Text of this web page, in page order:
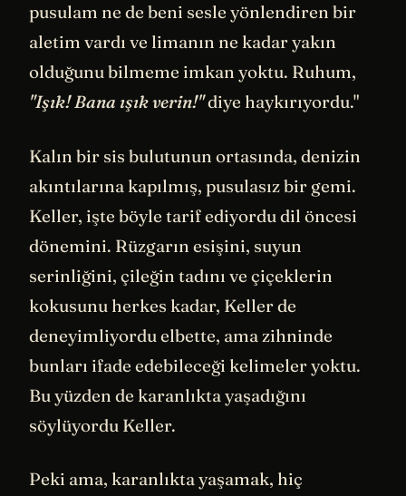
pusulam ne de beni sesle yönlendiren bir
aletim vardı ve limanın ne kadar yakın
olduğunu bilmeme imkan yoktu. Ruhum,
"Işık! Bana ışık verin!"diye haykırıyordu."
Kalın bir sis bulutunun ortasında, denizin
akıntılarına kapılmış, pusulasız bir gemi.
Keller, işte böyle tarif ediyordu dil öncesi
dönemini. Rüzgarın esişini, suyun
serinliğini, çileğin tadını ve çiçeklerin
kokusunu herkes kadar, Keller de
deneyimliyordu elbette, ama zihninde
bunları ifade edebileceği kelimeler yoktu.
Bu yüzden de karanlıkta yaşadığını
söylüyordu Keller.
Peki ama, karanlıkta yaşamak, hiç